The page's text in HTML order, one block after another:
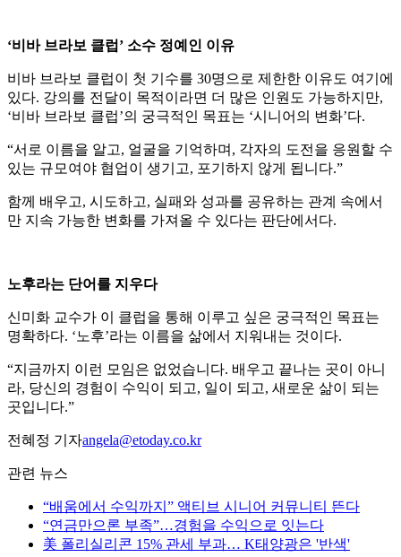
‘비바 브라보 클럽’ 소수 정예인 이유
비바 브라보 클럽이 첫 기수를 30명으로 제한한 이유도 여기에
있다. 강의를 전달이 목적이라면 더 많은 인원도 가능하지만,
‘비바 브라보 클럽’의 궁극적인 목표는 ‘시니어의 변화’다.
“서로 이름을 알고, 얼굴을 기억하며, 각자의 도전을 응원할 수
있는 규모여야 협업이 생기고, 포기하지 않게 됩니다.”
함께 배우고, 시도하고, 실패와 성과를 공유하는 관계 속에서
만 지속 가능한 변화를 가져올 수 있다는 판단에서다.
노후라는 단어를 지우다
신미화 교수가 이 클럽을 통해 이루고 싶은 궁극적인 목표는
명확하다. ‘노후’라는 이름을 삶에서 지워내는 것이다.
“지금까지 이런 모임은 없었습니다. 배우고 끝나는 곳이 아니
라, 당신의 경험이 수익이 되고, 일이 되고, 새로운 삶이 되는
곳입니다.”
전혜정 기자angela@etoday.co.kr
관련 뉴스
“배움에서 수익까지” 액티브 시니어 커뮤니티 뜬다
“연금만으론 부족”…경험을 수익으로 잇는다
美 폴리실리콘 15% 관세 부과… K태양광은 '반색'